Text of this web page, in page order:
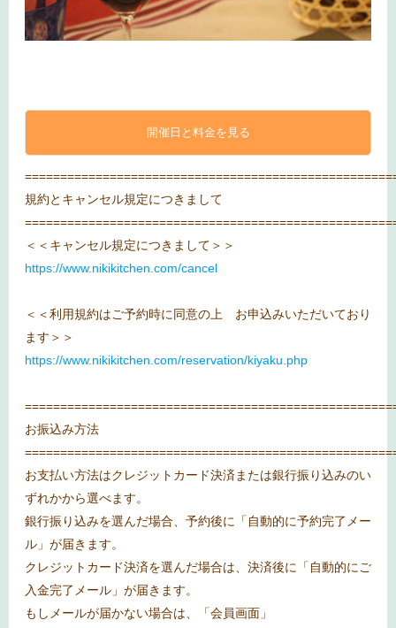
開催日と料金を見る
規約とキャンセル規定につきまして
＜＜キャンセル規定につきまして＞＞
https://www.nikikitchen.com/cancel
＜＜利用規約はご予約時に同意の上 お申込みいただいており
ます＞＞
https://www.nikikitchen.com/reservation/kiyaku.php
お振込み方法
お支払い方法はクレジットカード決済または銀行振り込みのい
ずれかから選べます。
銀行振り込みを選んだ場合、予約後に「自動的に予約完了メー
ル」が届きます。
クレジットカード決済を選んだ場合は、決済後に「自動的にご
入金完了メール」が届きます。
もしメールが届かない場合は、「会員画面」